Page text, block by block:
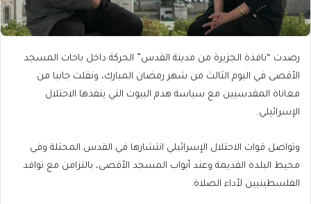
رصدت “نافذة الجزيرة من مدينة القدس” الحركة داخل باحات المسجد
الأقصى في اليوم الثالث من شهر رمضان المبارك، ونقلت جانبا من
معاناة المقدسيين مع سياسة هدم البيوت التي ينفذها الاحتلال
الإسرائيلي.
وتواصل قوات الاحتلال الإسرائيلي انتشارها في القدس المحتلة وفي
محيط البلدة القديمة وعند أبواب المسجد الأقصى، بالتزامن مع توافد
الفلسطينيين لأداء الصلاة.